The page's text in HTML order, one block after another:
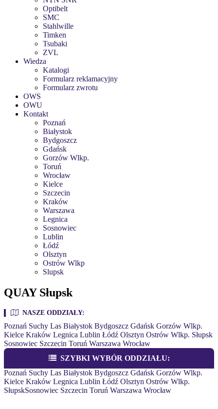
Optibelt
SMC
Stahlwille
Timken
Tsubaki
ZVL
Wiedza
Katalogi
Formularz reklamacyjny
Formularz zwrotu
OWS
OWU
Kontakt
Poznań
Białystok
Bydgoszcz
Gdańsk
Gorzów Wlkp.
Toruń
Wrocław
Kielce
Szczecin
Kraków
Warszawa
Legnica
Sosnowiec
Lublin
Łódź
Olsztyn
Ostrów Wlkp
Slupsk
QUAY Słupsk
NASZE ODDZIAŁY:
Poznań Suchy Las Białystok Bydgoszcz Gdańsk Gorzów Wlkp.
Kielce Kraków Legnica Lublin Łódź Olsztyn Ostrów Wlkp. Słupsk
Sosnowiec Szczecin Toruń Warszawa Wrocław
SZYBKI WYBÓR ODDZIAŁU:
Poznań Suchy Las Białystok Bydgoszcz Gdańsk Gorzów Wlkp.
Kielce Kraków Legnica Lublin Łódź Olsztyn Ostrów Wlkp.
SłupskSosnowiec Szczecin Toruń Warszawa Wrocław